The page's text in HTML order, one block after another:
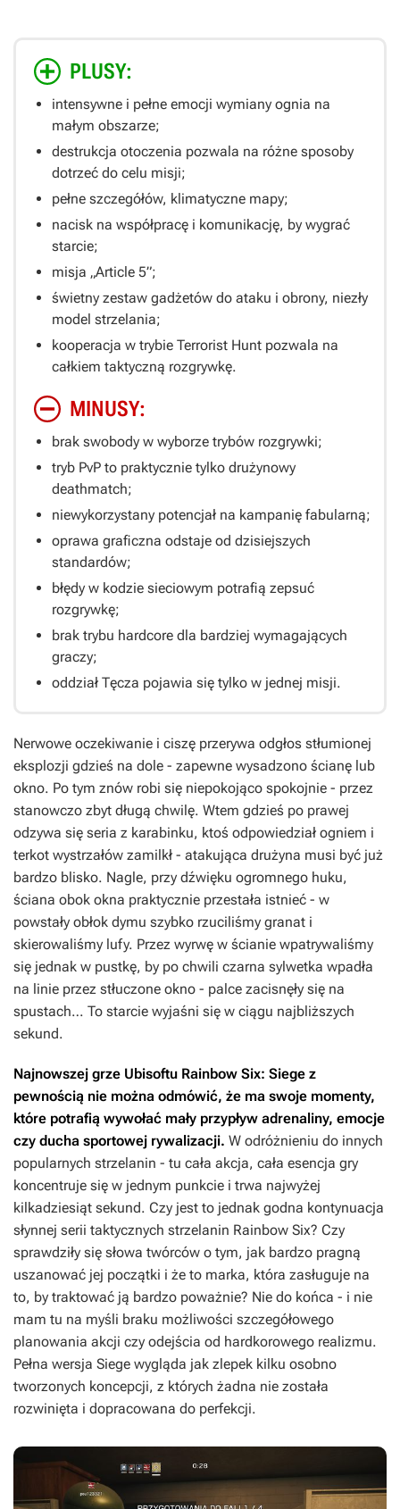
PLUSY:
intensywne i pełne emocji wymiany ognia na
małym obszarze;
destrukcja otoczenia pozwala na różne sposoby
dotrzeć do celu misji;
pełne szczegółów, klimatyczne mapy;
nacisk na współpracę i komunikację, by wygrać
starcie;
misja „Article 5”;
świetny zestaw gadżetów do ataku i obrony, niezły
model strzelania;
kooperacja w trybie Terrorist Hunt pozwala na
całkiem taktyczną rozgrywkę.
MINUSY:
brak swobody w wyborze trybów rozgrywki;
tryb PvP to praktycznie tylko drużynowy
deathmatch;
niewykorzystany potencjał na kampanię fabularną;
oprawa graficzna odstaje od dzisiejszych
standardów;
błędy w kodzie sieciowym potrafią zepsuć
rozgrywkę;
brak trybu hardcore dla bardziej wymagających
graczy;
oddział Tęcza pojawia się tylko w jednej misji.
Nerwowe oczekiwanie i ciszę przerywa odgłos stłumionej
eksplozji gdzieś na dole - zapewne wysadzono ścianę lub
okno. Po tym znów robi się niepokojąco spokojnie - przez
stanowczo zbyt długą chwilę. Wtem gdzieś po prawej
odzywa się seria z karabinku, ktoś odpowiedział ogniem i
terkot wystrzałów zamilkł - atakująca drużyna musi być już
bardzo blisko. Nagle, przy dźwięku ogromnego huku,
ściana obok okna praktycznie przestała istnieć - w
powstały obłok dymu szybko rzuciliśmy granat i
skierowaliśmy lufy. Przez wyrwę w ścianie wpatrywaliśmy
się jednak w pustkę, by po chwili czarna sylwetka wpadła
na linie przez stłuczone okno - palce zacisnęły się na
spustach… To starcie wyjaśni się w ciągu najbliższych
sekund.
Najnowszej grze Ubisoftu Rainbow Six: Siege z
pewnością nie można odmówić, że ma swoje momenty,
które potrafią wywołać mały przypływ adrenaliny, emocje
czy ducha sportowej rywalizacji. W odróżnieniu do innych
popularnych strzelanin - tu cała akcja, cała esencja gry
koncentruje się w jednym punkcie i trwa najwyżej
kilkadziesiąt sekund. Czy jest to jednak godna kontynuacja
słynnej serii taktycznych strzelanin Rainbow Six? Czy
sprawdziły się słowa twórców o tym, jak bardzo pragną
uszanować jej początki i że to marka, która zasługuje na
to, by traktować ją bardzo poważnie? Nie do końca - i nie
mam tu na myśli braku możliwości szczegółowego
planowania akcji czy odejścia od hardkorowego realizmu.
Pełna wersja Siege wygląda jak zlepek kilku osobno
tworzonych koncepcji, z których żadna nie została
rozwinięta i dopracowana do perfekcji.